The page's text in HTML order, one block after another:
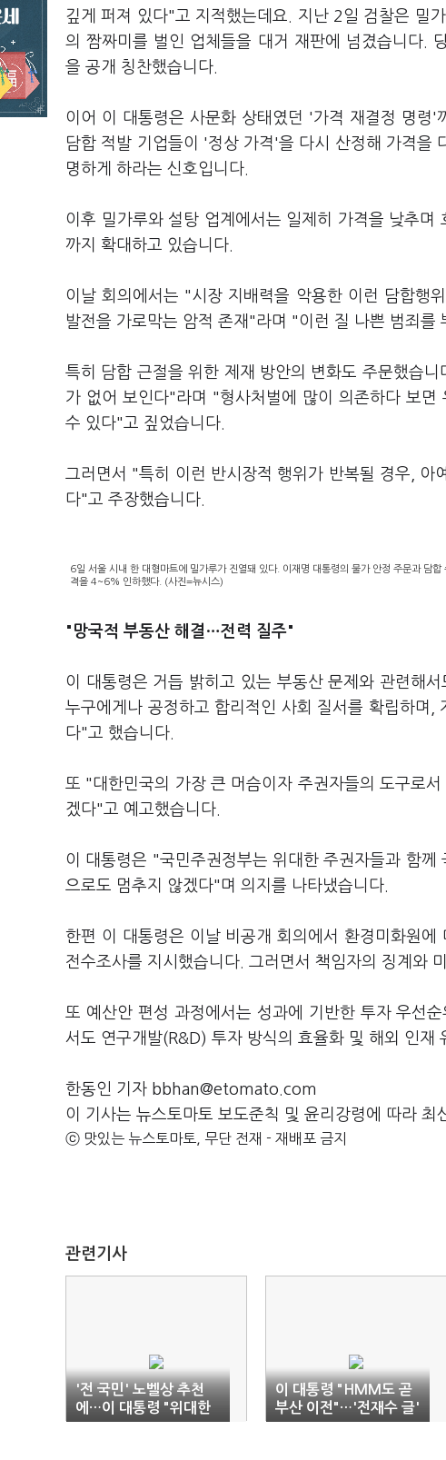
깊게 퍼져 있다"고 지적했는데요. 지난 2일 검찰은 밀
의 짬짜미를 벌인 업체들을 대거 재판에 넘겼습니다.
을 공개 칭찬했습니다.
이어 이 대통령은 사문화 상태였던 '가격 재결정 명령'
담합 적발 기업들이 '정상 가격'을 다시 산정해 가격을
명하게 하라는 신호입니다.
이후 밀가루와 설탕 업계에서는 일제히 가격을 낮추
까지 확대하고 있습니다.
이날 회의에서는 "시장 지배력을 악용한 이런 담합행
발전을 가로막는 암적 존재"라며 "이런 질 나쁜 범죄를
특히 담합 근절을 위한 제재 방안의 변화도 주문했습
가 없어 보인다"라며 "형사처벌에 많이 의존하다 보
수 있다"고 짚었습니다.
그러면서 "특히 이런 반시장적 행위가 반복될 경우, 아
다"고 주장했습니다.
6일 서울 시내 한 대형마트에 밀가루가 진열돼 있다. 이재명 대통령의 물가 안정 주문과 담
격을 4~6% 인하했다. (사진=뉴시스)
"망국적 부동산 해결…전력 질주"
이 대통령은 거듭 밝히고 있는 부동산 문제와 관련해
누구에게나 공정하고 합리적인 사회 질서를 확립하며,
다"고 했습니다.
또 "대한민국의 가장 큰 머슴이자 주권자들의 도구로
겠다"고 예고했습니다.
이 대통령은 "국민주권정부는 위대한 주권자들과 함
으로도 멈추지 않겠다"며 의지를 나타냈습니다.
한편 이 대통령은 이날 비공개 회의에서 환경미화원
전수조사를 지시했습니다. 그러면서 책임자의 징계와
또 예산안 편성 과정에서는 성과에 기반한 투자 우선
서도 연구개발(R&D) 투자 방식의 효율화 및 해외 인재
한동인 기자 bbhan@etomato.com
이 기사는 뉴스토마토 보도준칙 및 윤리강령에 따라 최
ⓒ 맛있는 뉴스토마토, 무단 전재 - 재배포 금지
관련기사
'전 국민' 노벨상 추천
에…이 대통령 "위대한
대한민국"
이 대통령 "HMM도 곧
부산 이전"…'전재수 글'
공유